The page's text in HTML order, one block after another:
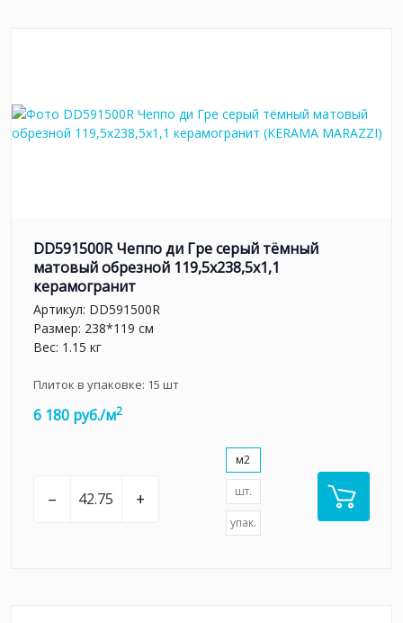
DD591500R Чеппо ди Гре серый тёмный
матовый обрезной 119,5x238,5x1,1
керамогранит
Артикул: DD591500R
Размер: 238*119 см
Вес: 1.15 кг
Плиток в упаковке: 15 шт
6 180 руб./м2
– +
м2
шт.
упак.